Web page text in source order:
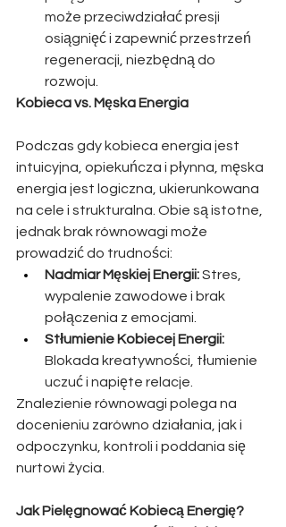
może przeciwdziałać presji
osiągnięć i zapewnić przestrzeń
regeneracji, niezbędną do
rozwoju.
Kobieca vs. Męska Energia
Podczas gdy kobieca energia jest
intuicyjna, opiekuńcza i płynna, męska
energia jest logiczna, ukierunkowana
na cele i strukturalna. Obie są istotne,
jednak brak równowagi może
prowadzić do trudności:
Nadmiar Męskiej Energii: Stres,
wypalenie zawodowe i brak
połączenia z emocjami.
Stłumienie Kobiecej Energii:
Blokada kreatywności, tłumienie
uczuć i napięte relacje.
Znalezienie równowagi polega na
docenieniu zarówno działania, jak i
odpoczynku, kontroli i poddania się
nurtowi życia.
Jak Pielęgnować Kobiecą Energię?